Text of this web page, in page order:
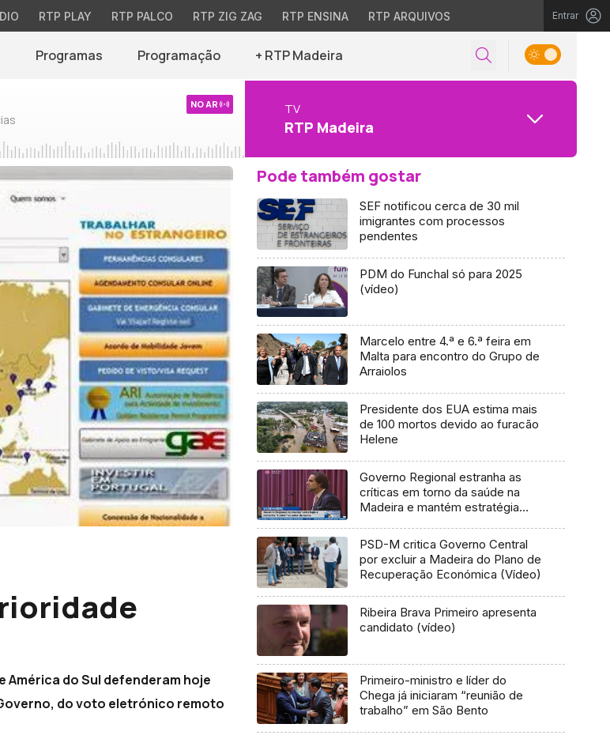
RTP PLAY RTP PALCO RTP ZIG ZAG RTP ENSINA RTP ARQUIVOS Entrar
Programas Programação + RTP Madeira
NO AR TV
RTP Madeira
do Sul defenderam hoje
do voto eletrónico remoto
Pode também gostar
SEF notificou cerca de 30 mil
imigrantes com processos
pendentes
PDM do Funchal só para 2025
(vídeo)
Marcelo entre 4.ª e 6.ª feira em
Malta para encontro do Grupo de
Arraiolos
Presidente dos EUA estima mais
de 100 mortos devido ao furacão
Helene
Governo Regional estranha as
críticas em torno da saúde na
Madeira e mantém estratégia
PSD-M critica Governo Central
por excluir a Madeira do Plano de
Recuperação Económica (Vídeo)
Ribeira Brava Primeiro apresenta
candidato (vídeo)
Primeiro-ministro e líder do
Chega já iniciaram “reunião de
trabalho” em São Bento